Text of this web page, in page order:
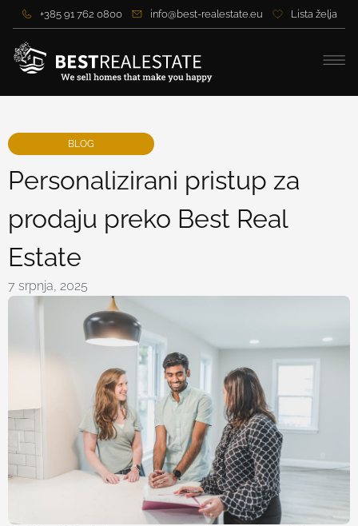
+385 91 762 0800 info@best-realestate.eu Lista želja
BLOG
Personalizirani pristup za
prodaju preko Best Real
Estate
7 srpnja, 2025